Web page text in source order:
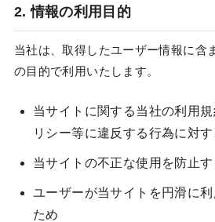
2. 情報の利用目的
当社は、取得したユーザー情報に含
の目的で利用いたします。
当サイトに関する当社の利用
リシー等に違反する行為に対
当サイトの不正な使用を防止す
ユーザーが当サイトを円滑に
ため